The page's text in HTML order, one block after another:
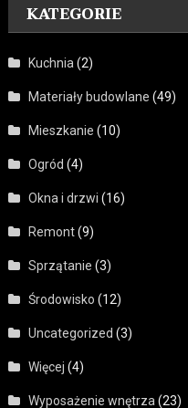
KATEGORIE
Kuchnia (2)
Materiały budowlane (49)
Mieszkanie (10)
Ogród (4)
Okna i drzwi (16)
Remont(9)
Sprzątanie (3)
Środowisko (12)
Uncategorized (3)
Więcej (4)
Wyposażenie wnętrza (23)